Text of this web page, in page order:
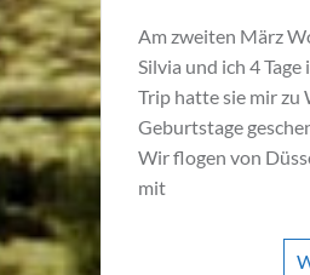
Am zweiten März
Silvia und ich 4
Trip hatte sie mir zu
Geburtstage
Wir flogen von
mit